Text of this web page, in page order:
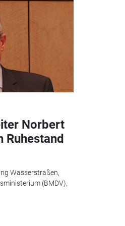
Norbert
Ruhestand
Wasserstraßen,
(BMDV),